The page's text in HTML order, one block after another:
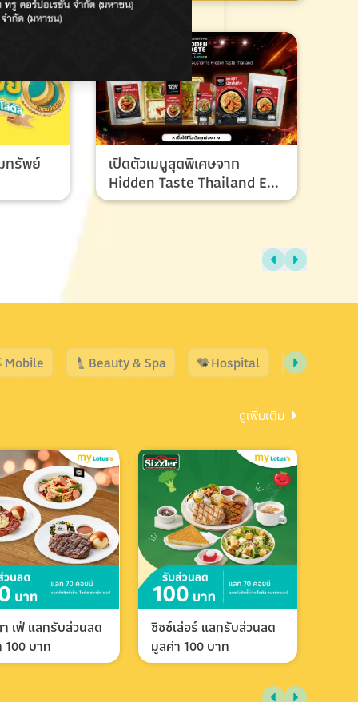
ทรัพย์
เปิดตัวเมนูสุดพิเศษจาก
Hidden Taste Thailand EP
8 เมนูของผู้ชนะและรองชนะ
กร
Mobile Beauty & Spa Hospital Shopping
ดูเพิ่มเติม
เฟ่ แลกรับส่วนลด
100 บาท
ซิซซ์เล่อร์ แลกรับส่วนลด
มูลค่า 100 บาท